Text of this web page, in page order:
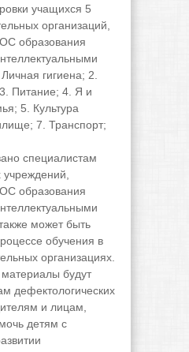
учащихся 5
организаций,
образования
гигиена; 2.
Питание; 4. Я и
5. Культура
7. Транспорт;
специалистам
учреждений,
образования
может быть
обучения в
организациях.
будут
дефектологических
и лицам,
детям с